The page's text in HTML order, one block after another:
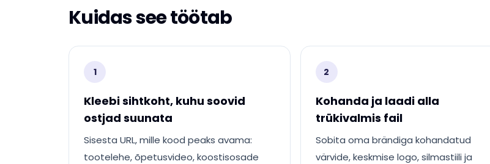
Kuidas see töötab
1
Kleebi sihtkoht, kuhu soovid
ostjad suunata
Sisesta URL, mille kood peaks avama:
tootelehe, õpetusvideo, koostisosade
2
Kohanda ja laadi alla
trükivalmis fail
Sobita oma brändiga kohandatud
värvide, keskmise logo, silmastiili ja